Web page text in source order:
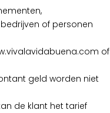
of personen
of
geld worden niet
de klant het tarief